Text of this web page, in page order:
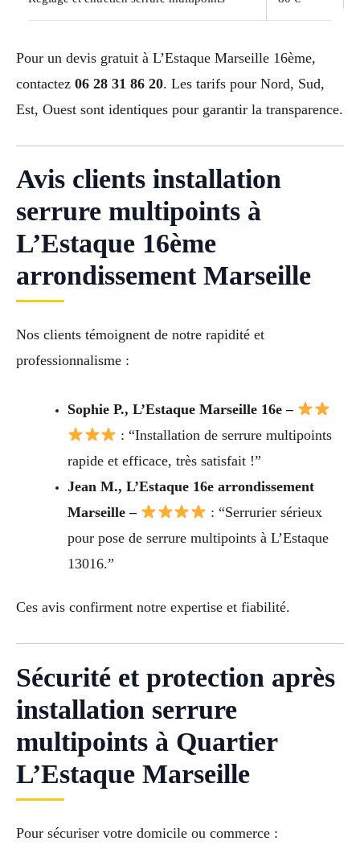
Pour un devis gratuit à L’Estaque Marseille 16ème,
contactez 06 28 31 86 20. Les tarifs pour Nord, Sud,
Est, Ouest sont identiques pour garantir la transparence.
Avis clients installation
serrure multipoints à
L’Estaque 16ème
arrondissement Marseille
Nos clients témoignent de notre rapidité et
professionnalisme :
Sophie P., L’Estaque Marseille 16e –
: “Installation de serrure multipoints
rapide et efficace, très satisfait !”
Jean M., L’Estaque 16e arrondissement
Marseille –
: “Serrurier sérieux
pour pose de serrure multipoints à L’Estaque
13016.”
Ces avis confirment notre expertise et fiabilité.
Sécurité et protection après
installation serrure
multipoints à Quartier
L’Estaque Marseille
Pour sécuriser votre domicile ou commerce :